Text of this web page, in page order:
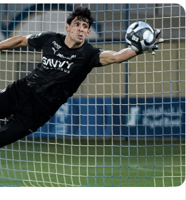
س
ل
ب
ر
د
ا
إ
ل
ك
ت